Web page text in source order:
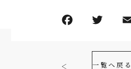
一覧へ戻る